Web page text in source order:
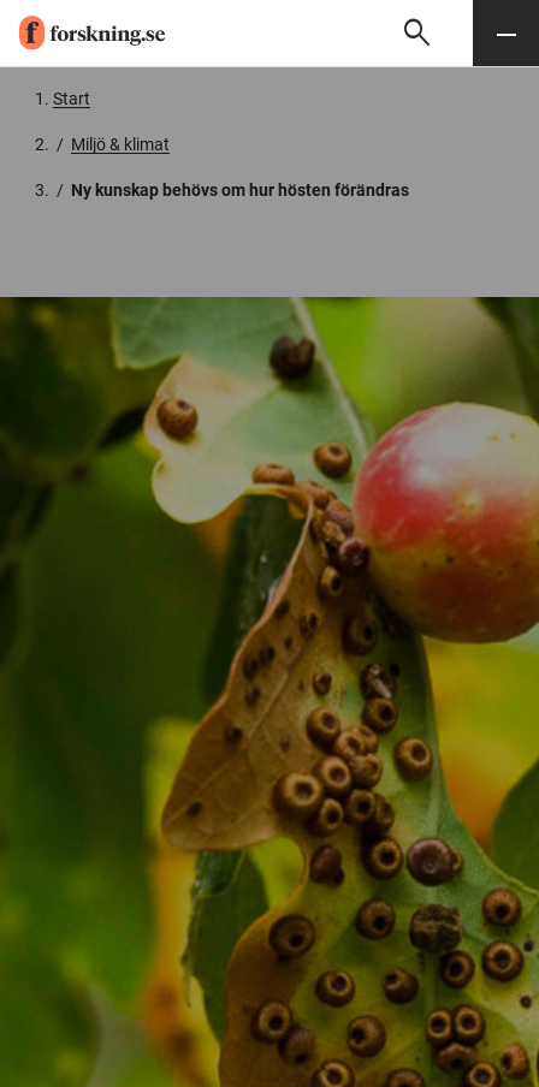
Söksearch Meny
Start
/ Miljö & klimat
/ Ny kunskap behövs om hur hösten förändras